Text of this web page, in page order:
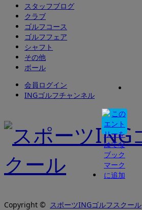
スタッフブログ
クラブ
ゴルフコース
ゴルフフェア
シャフト
その他
ボール
会員ログイン
INGゴルフチャンネル
Copyright © スポーツINGゴルフスクール